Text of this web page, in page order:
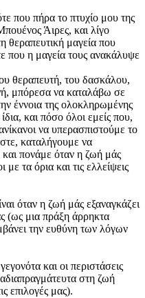
που πήρα το πτυχίο μου της
Άιρες, και λίγο
θεραπευτική μαγεία που
που η μαγεία τους ανακάλυψε
θεραπευτή, του δασκάλου,
μπόρεσα να καταλάβω σε
έννοια της ολοκληρωμένης
και πόσο όλοι εμείς που,
να υπερασπιστούμε το
καταλήγουμε να
και πονάμε όταν η ζωή μάς
τα όρια και τις ελλείψεις
όταν η ζωή μάς εξαναγκάζει
(ως μια πράξη άρρηκτα
την ευθύνη των λόγων
και οι περιστάσεις
στη ζωή
επιλογές μας).